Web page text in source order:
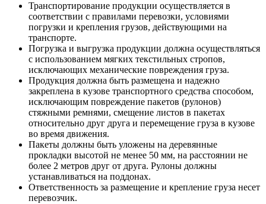
Транспортирование продукции осуществляется в
соответствии с правилами перевозки, условиями
погрузки и крепления грузов, действующими на
транспорте.
Погрузка и выгрузка продукции должна осуществляться
с использованием мягких текстильных стропов,
исключающих механические повреждения груза.
Продукция должна быть размещена и надежно
закреплена в кузове транспортного средства способом,
исключающим повреждение пакетов (рулонов)
стяжными ремнями, смещение листов в пакетах
относительно друг друга и перемещение груза в кузове
во время движения.
Пакеты должны быть уложены на деревянные
прокладки высотой не менее 50 мм, на расстоянии не
более 2 метров друг от друга. Рулоны должны
устанавливаться на поддонах.
Ответственность за размещение и крепление груза несет
перевозчик.